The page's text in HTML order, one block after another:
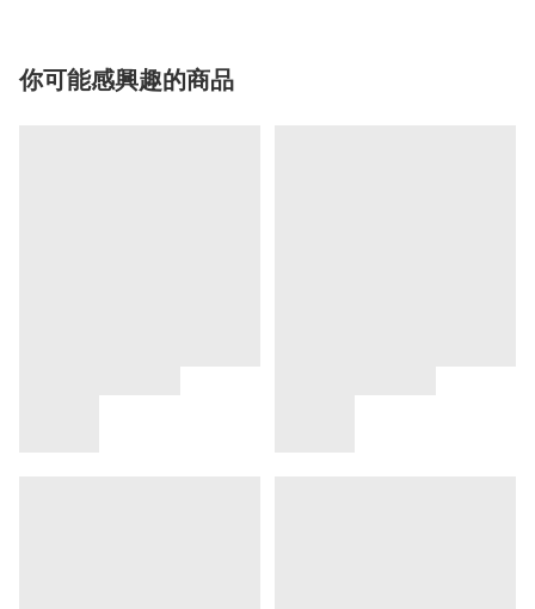
你可能感興趣的商品